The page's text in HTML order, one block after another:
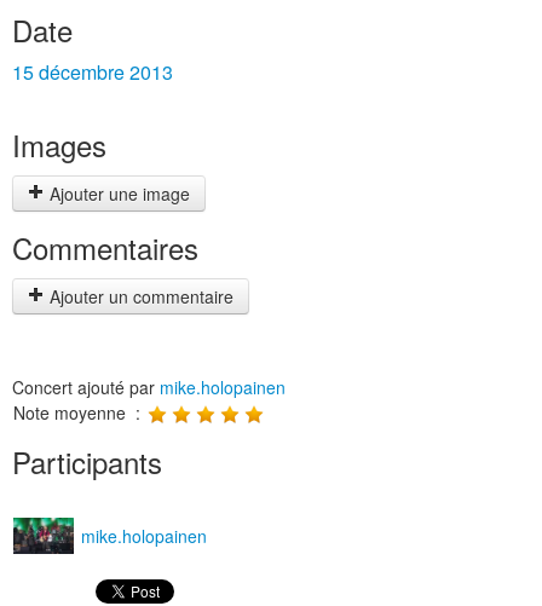
Date
15 décembre 2013
Images
Ajouter une image
Commentaires
Ajouter un commentaire
Concert ajouté par mike.holopainen
Note moyenne :
Participants
mike.holopainen